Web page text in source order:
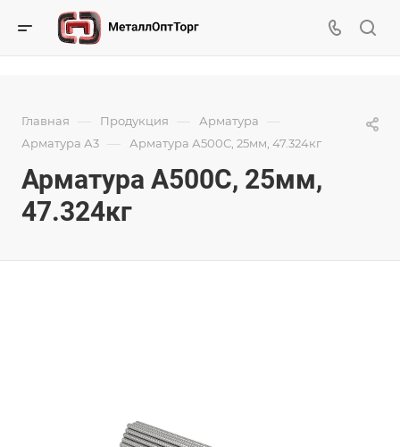
Главная — Продукция — Арматура —
Арматура А3 — Арматура А500С, 25мм, 47.324кг
Арматура А500С, 25мм,
47.324кг